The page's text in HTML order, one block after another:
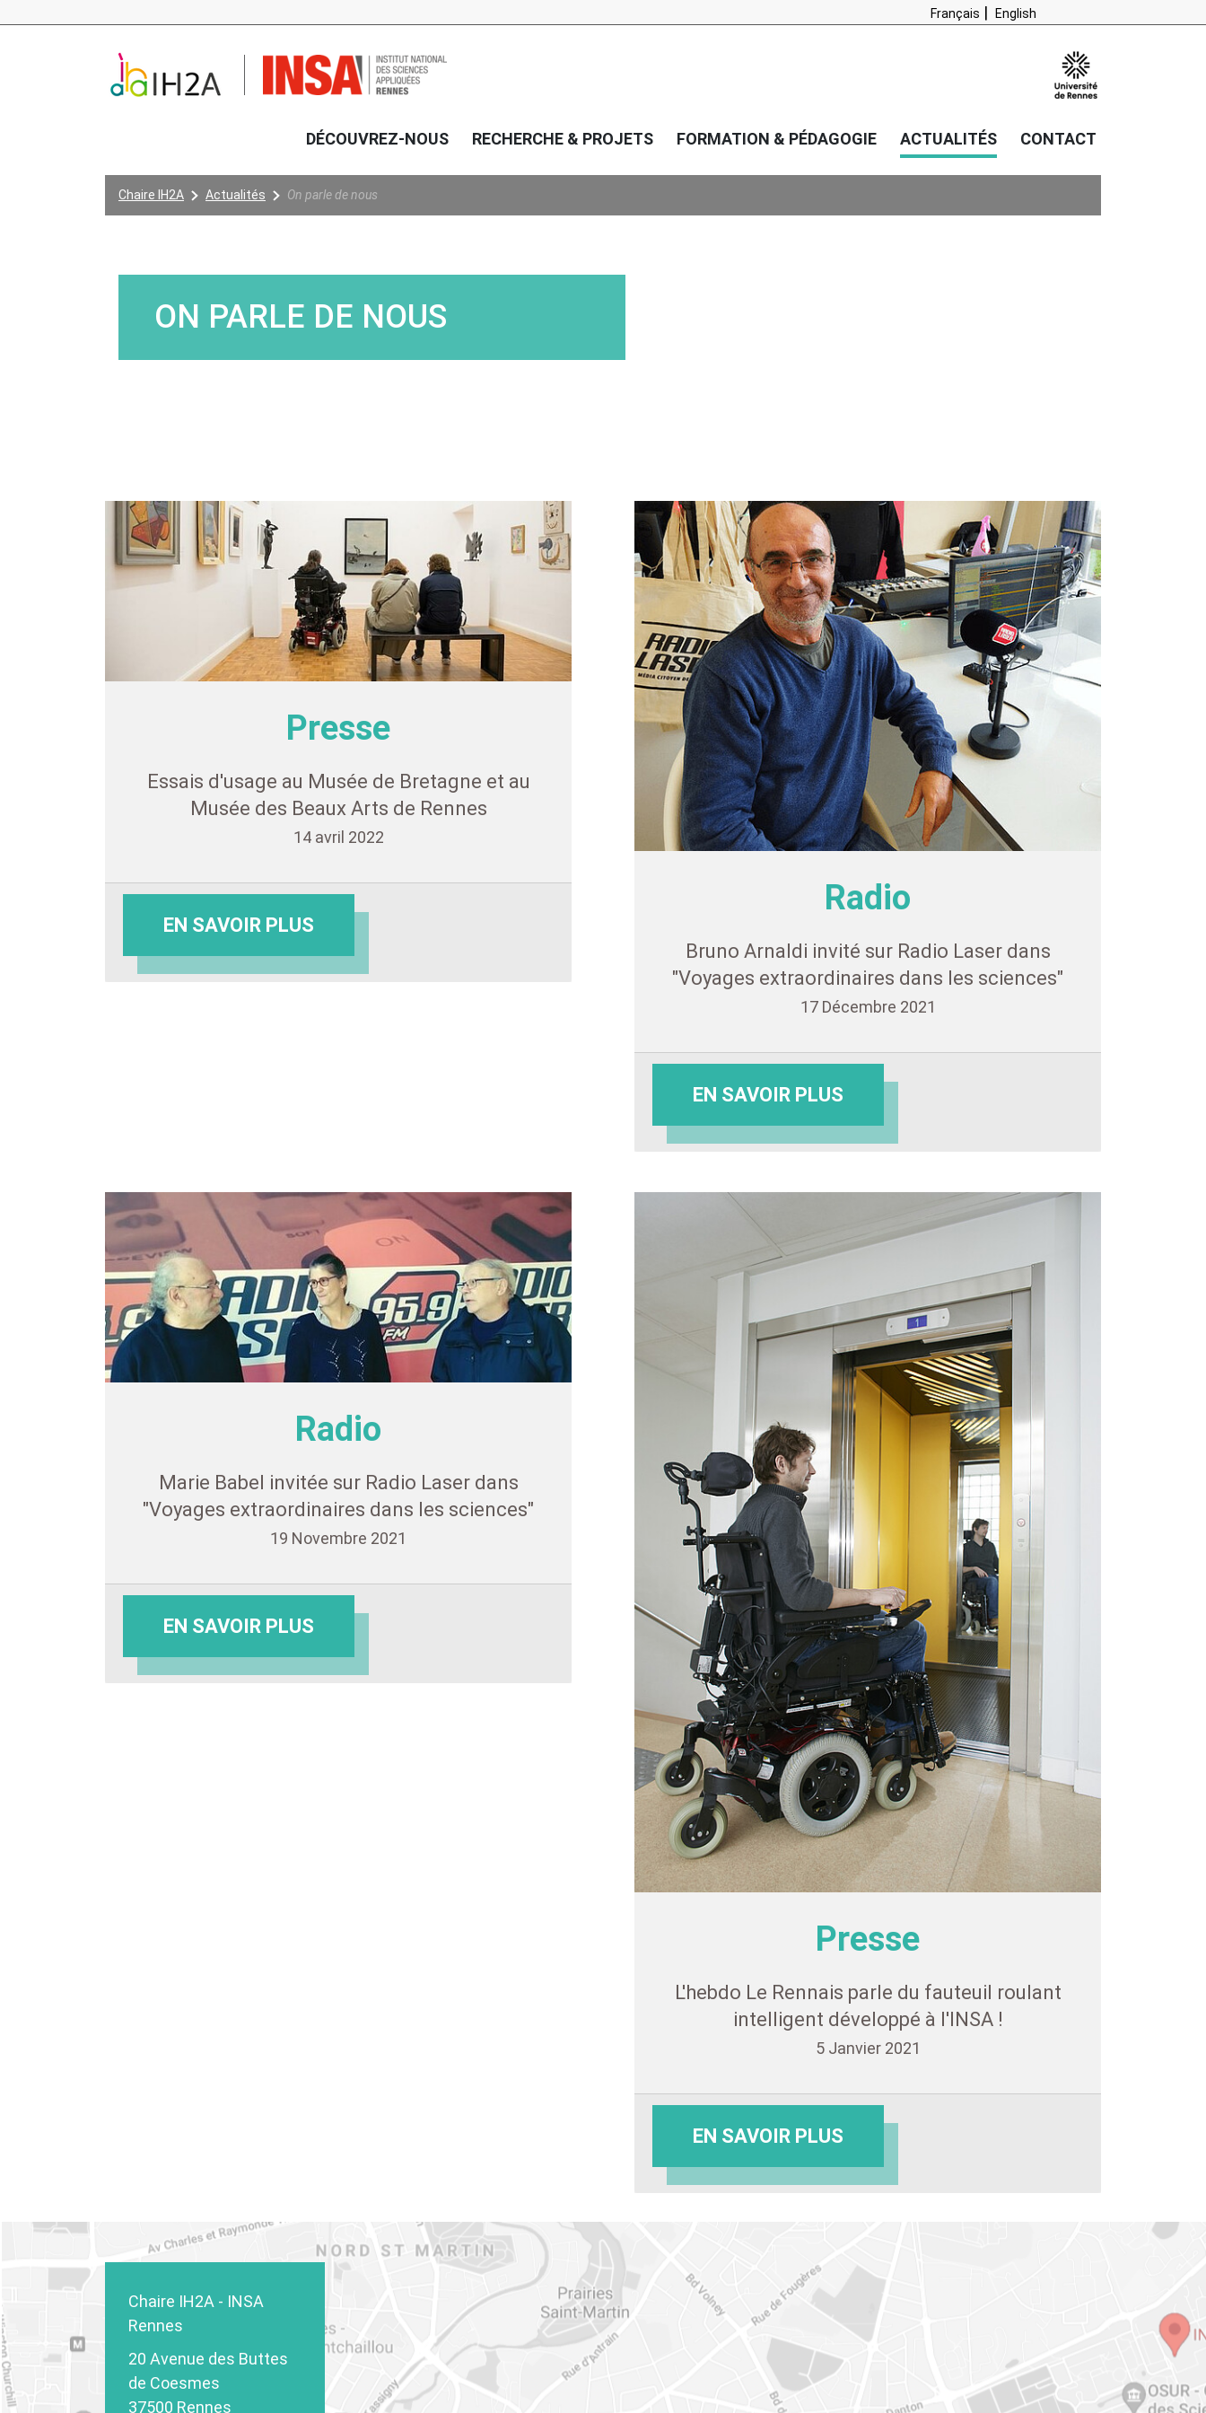
Français English
DÉCOUVREZ-NOUS RECHERCHE & PROJETS FORMATION & PÉDAGOGIE ACTUALITÉS CONTACT
Vous êtes ici:
Chaire IH2A Actualités On parle de nous
ON PARLE DE NOUS
Presse
Essais d'usage au Musée de Bretagne et au
Musée des Beaux Arts de Rennes
14 avril 2022
EN SAVOIR PLUS
Radio
Bruno Arnaldi invité sur Radio Laser dans
"Voyages extraordinaires dans les sciences"
17 Décembre 2021
EN SAVOIR PLUS
Radio
Marie Babel invitée sur Radio Laser dans
"Voyages extraordinaires dans les sciences"
19 Novembre 2021
EN SAVOIR PLUS
Presse
L'hebdo Le Rennais parle du fauteuil roulant
intelligent développé à l'INSA !
5 Janvier 2021
EN SAVOIR PLUS
Chaire IH2A - INSA
Rennes
20 Avenue des Buttes
de Coesmes
37500 Rennes